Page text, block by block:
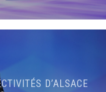
D’ALSACE